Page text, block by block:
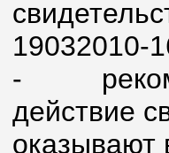
19032010-
-
действие
оказывают